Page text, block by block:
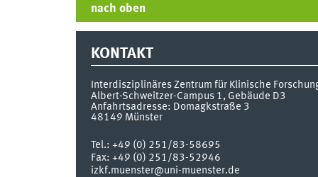
nach oben
KONTAKT
Interdisziplinäres Zentrum für Klinische
Albert-Schweitzer-Campus 1, Gebäude D3
Anfahrtsadresse: Domagkstraße 3
48149 Münster
Tel.: +49 (0) 251/83-58695
Fax: +49 (0) 251/83-52946
izkf.muenster@uni-muenster.de